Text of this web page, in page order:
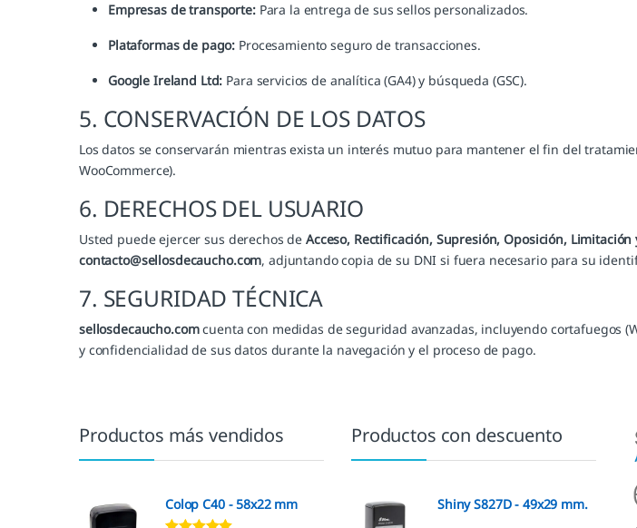
Empresas de transporte:Para la entrega de sus sellos personalizados.
Plataformas de pago: Procesamiento seguro de transacciones.
Google Ireland Ltd: Para servicios de analítica (GA4) y búsqueda (GSC).
5. CONSERVACIÓN DE LOS DATOS
Los datos se conservarán mientras exista un interés mutuo para mantener el fin del
WooCommerce).
6. DERECHOS DEL USUARIO
Usted puede ejercer sus derechos de Acceso, Rectificación, Supresión, Oposición,
contacto@sellosdecaucho.com, adjuntando copia de su DNI si fuera necesario para su
7. SEGURIDAD TÉCNICA
sellosdecaucho.comcuenta con medidas de seguridad avanzadas, incluyendo cortafuegos
y confidencialidad de sus datos durante la navegación y el proceso de pago.
Marcas De Carrusel
Productos más vendidos
Colop C40 - 58x22 mm
Productos con descuento
Shiny S827D - 49x29 mm.